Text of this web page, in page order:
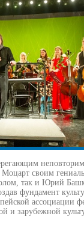
своим
так и Юрий
фундамент
ассоциации
и зарубежной